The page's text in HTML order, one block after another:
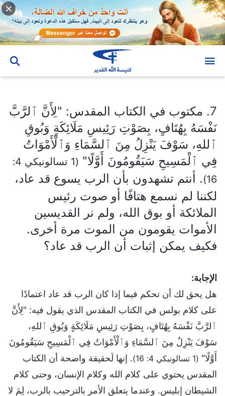
7. مكتوب في الكتاب المقدس: "لِأَنَّ ٱلرَّبَّ
نَفْسَهُ بِهُتَافٍ، بِصَوْتِ رَئِيسِ مَلَائِكَةٍ وَبُوقِ
ٱللهِ، سَوْفَ يَنْزِلُ مِنَ ٱلسَّمَاءِ وَٱلْأَمْوَاتُ
فِي ٱلْمَسِيحِ سَيَقُومُونَ أَوَّلًا"
(1 تسالونيكي 4:
16) . أنتم تشهدون بأن الرب يسوع قد عاد،
لكننا لم نسمع هتافًا أو صوت رئيس
الملائكة أو بوق الله، ولم نر القديسين
الأموات يقومون من الموت مرة أخرى.
فكيف يمكن إثبات أن الرب قد عاد؟
الإجابة:
هل يحق لك أن تحكم فيما إذا كان الرب قد عاد اعتمادًا
على كلام بولس في الكتاب المقدس الذي يقول فيه: "لِأَنَّ
ٱلرَّبَّ نَفْسَهُ بِهُتَافٍ، بِصَوْتِ رَئِيسِ مَلَائِكَةٍ وَبُوقِ ٱللهِ،
سَوْفَ يَنْزِلُ مِنَ ٱلسَّمَاءِ وَٱلْأَمْوَاتُ فِي ٱلْمَسِيحِ سَيَقُومُونَ
أَوَّلًا" (1 تسالونيكي 4: 16)
. إنها لَحقيقة واضحة أن الكتاب
المقدس يحتوي على كلام الله وكلام الإنسان، وحتى كلام
الشيطان إبليس. وعندما يتعلق الأمر بالترحيب بالرب، لِمَ لا